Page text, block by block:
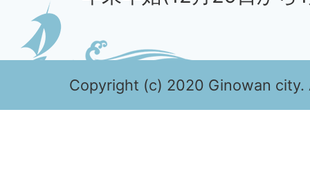
Copyright (c) 2020 Ginowan city.